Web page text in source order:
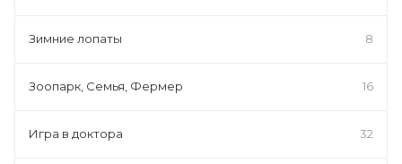
Зимние лопаты 8
Зоопарк, Семья, Фермер 16
Игра в доктора 32